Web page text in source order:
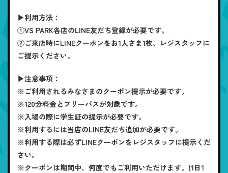
▶利用方法：
①VS PARK各店のLINE友だち登録が必要です。
②ご来店時にLINEクーポンをお1人さま1枚、レジスタッフに
ご提示ください。
▶注意事項：
※ご利用されるみなさまのクーポン提示が必要です。
※120分料金とフリーパスが対象です。
※入場の際に学生証の提示が必要です。
※利用するには当店のLINE友だち追加が必要です。
※利用する際は必ずLINEクーポンをレジスタッフに提示くだ
さい。
※クーポンは期間中、何度でもご利用いただけます。(1日1